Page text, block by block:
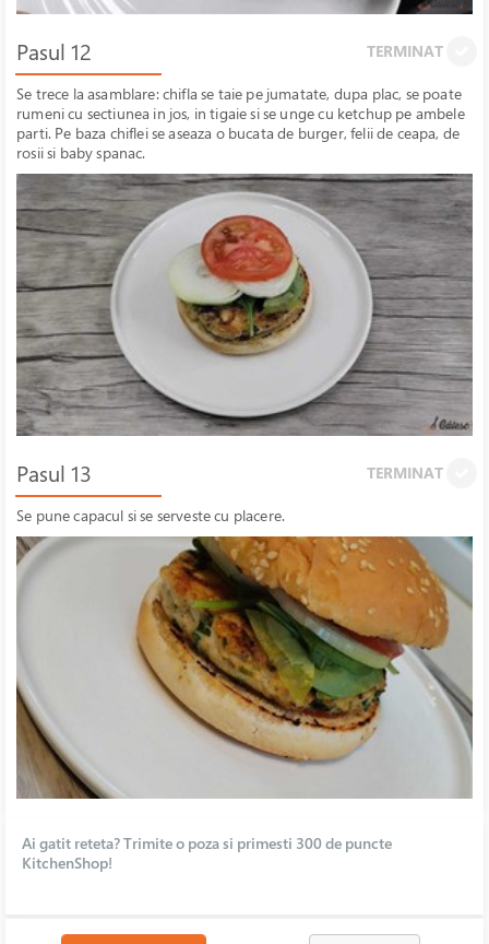
Pasul 12 TERMINAT
Se trece la asamblare: chifla se taie pe jumatate, dupa plac, se poate
rumeni cu sectiunea in jos, in tigaie si se unge cu ketchup pe ambele
parti. Pe baza chiflei se aseaza o bucata de burger, felii de ceapa, de
rosii si baby spanac.
Pasul 13 TERMINAT
Se pune capacul si se serveste cu placere.
Ai gatit reteta? Trimite o poza si primesti 300 de puncte
KitchenShop!